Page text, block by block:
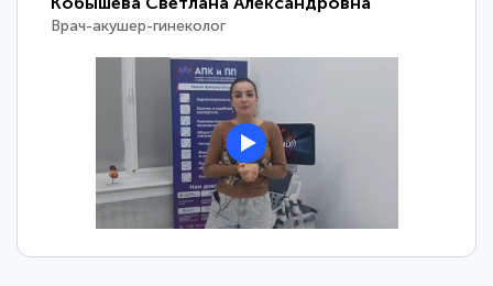
Врач-акушер-гинеколог